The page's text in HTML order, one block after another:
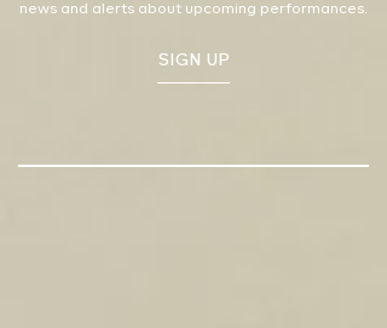
news and alerts about upcoming performances.
SIGN UP